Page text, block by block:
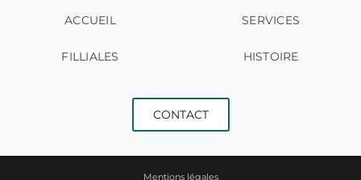
ACCUEIL SERVICES
FILLIALES HISTOIRE
CONTACT
Mentions légales